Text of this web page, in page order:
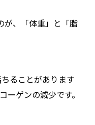
が、「体重」と「脂
ることがあります
ーゲンの減少です。